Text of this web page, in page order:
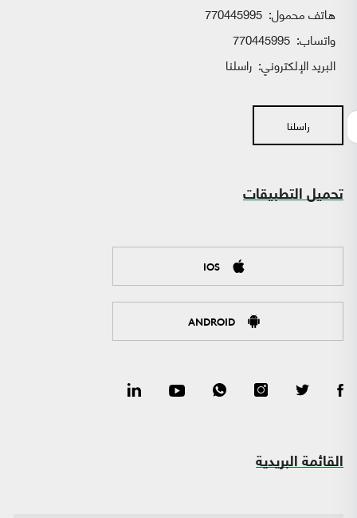
هاتف محمول: 770445995
واتساب:
البريد الإلكتروني: راسلنا
راسلنا
تحميل التطبيقات
IOS
ANDROID
القائمة البريدية